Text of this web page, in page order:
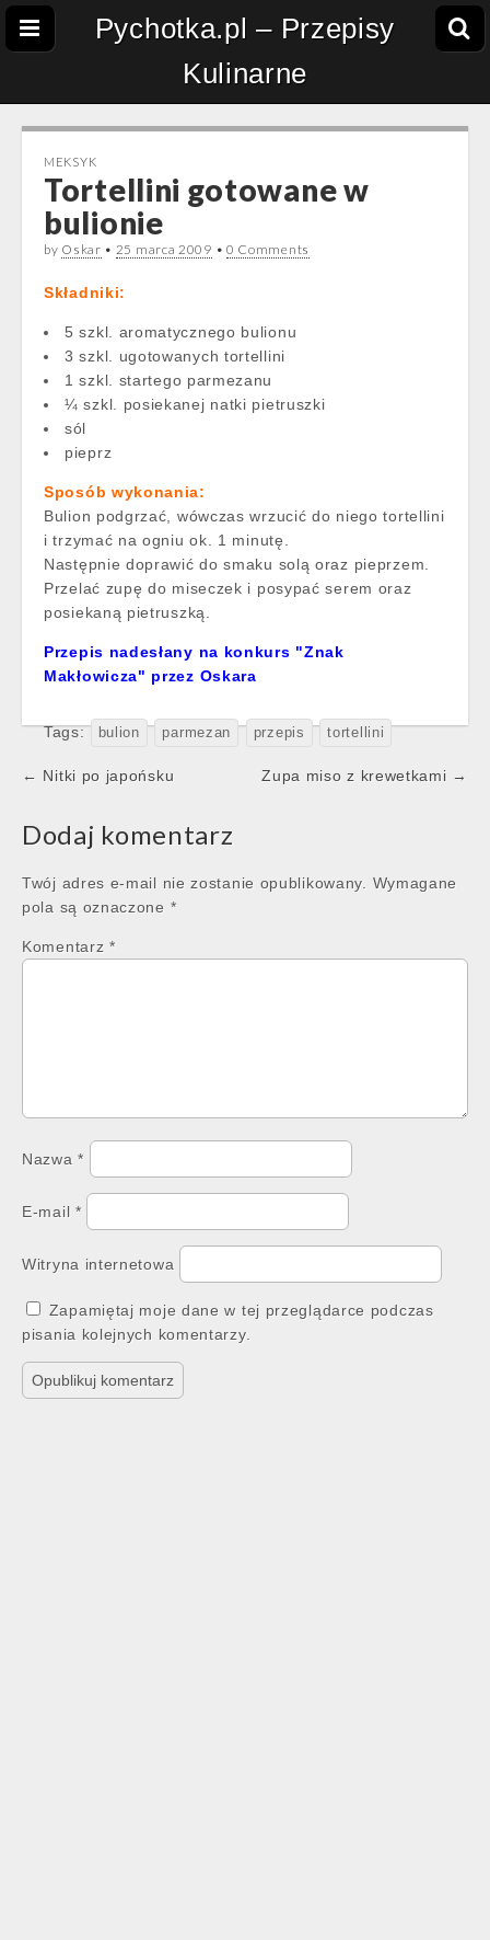
Pychotka.pl – Przepisy
Kulinarne
MEKSYK
Tortellini gotowane w
bulionie
by Oskar • 25 marca 2009 • 0 Comments
Składniki:
5 szkl. aromatycznego bulionu
3 szkl. ugotowanych tortellini
1 szkl. startego parmezanu
¼ szkl. posiekanej natki pietruszki
sól
pieprz
Sposób wykonania:
Bulion podgrzać, wówczas wrzucić do niego tortellini
i trzymać na ogniu ok. 1 minutę.
Następnie doprawić do smaku solą oraz pieprzem.
Przelać zupę do miseczek i posypać serem oraz
posiekaną pietruszką.
Przepis nadesłany na konkurs "Znak
Makłowicza" przez Oskara
Tags: bulion parmezan przepis tortellini
Post
← Nitki po japońsku Zupa miso z krewetkami →
Dodaj komentarz
Twój adres e-mail nie zostanie opublikowany.
Wymagane
pola są oznaczone *
Komentarz *
Nazwa*
E-mail *
Witryna internetowa
Zapamiętaj moje dane w tej przeglądarce podczas
pisania kolejnych komentarzy.